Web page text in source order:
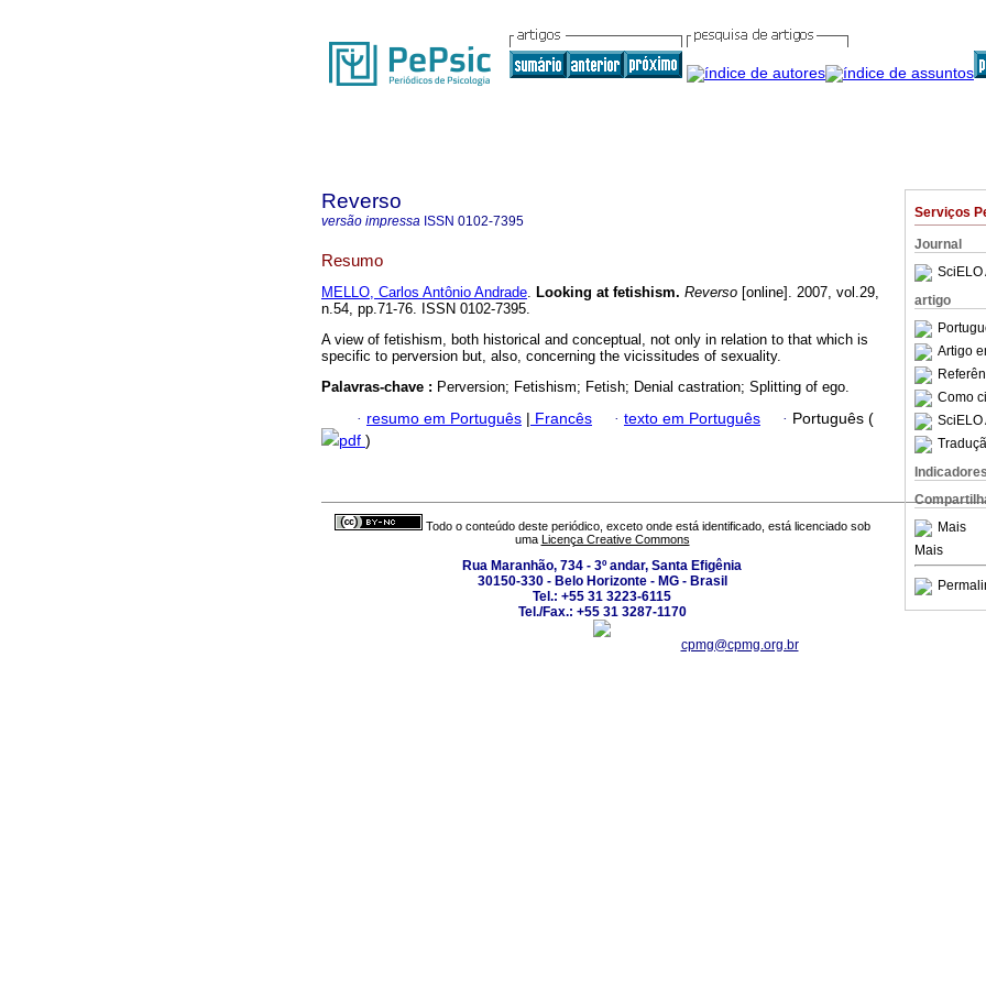
Serviços
Journal
SciELO
artigo
Artigo
Como
SciELO
Indicadores
Mais
Mais
Reverso
versão impressa ISSN 0102-7395
Resumo
MELLO, Carlos Antônio Andrade. Looking at fetishism. Reverso [online]. 2007, vol.29,
n.54, pp.71-76. ISSN 0102-7395.
A view of fetishism, both historical and conceptual, not only in relation to that which is
specific to perversion but, also, concerning the vicissitudes of sexuality.
Palavras-chave : Perversion; Fetishism; Fetish; Denial castration; Splitting of ego.
· resumo em Português | Francês · texto em Português · Português (
pdf )
Todo o conteúdo deste periódico, exceto onde está identificado, está licenciado sob
uma Licença Creative Commons
Rua Maranhão, 734 - 3º andar, Santa Efigênia
30150-330 - Belo Horizonte - MG - Brasil
Tel.: +55 31 3223-6115
Tel./Fax.: +55 31 3287-1170
cpmg@cpmg.org.br